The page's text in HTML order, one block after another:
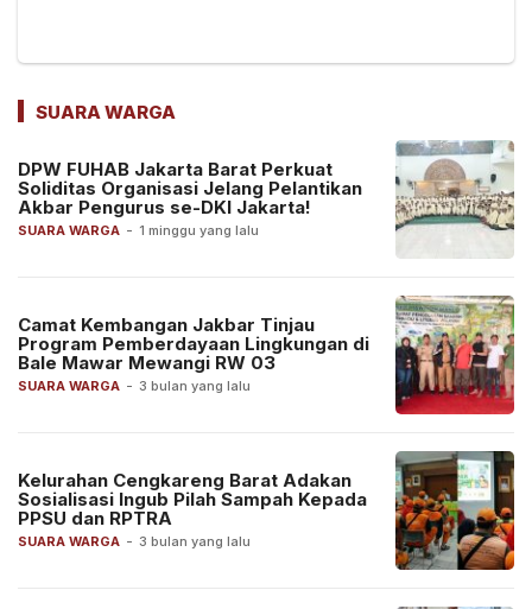
SUARA WARGA
SUARA WARGA - 1 minggu yang lalu
DPW FUHAB Jakarta Barat Perkuat
Soliditas Organisasi Jelang Pelantikan
Akbar Pengurus se-DKI Jakarta!
SUARA WARGA - 3 bulan yang lalu
Camat Kembangan Jakbar Tinjau
Program Pemberdayaan Lingkungan di
Bale Mawar Mewangi RW 03
SUARA WARGA - 3 bulan yang lalu
Kelurahan Cengkareng Barat Adakan
Sosialisasi Ingub Pilah Sampah Kepada
PPSU dan RPTRA